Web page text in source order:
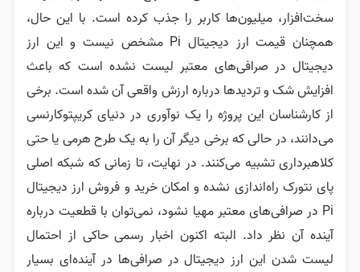
سخت‌افزار، میلیون‌ها کاربر را جذب کرده است. با این حال،
همچنان قیمت ارز دیجیتال Pi مشخص نیست و این ارز
دیجیتال در صرافی‌های معتبر لیست نشده است که باعث
افزایش شک و تردیدها درباره ارزش واقعی آن شده است. برخی
از کارشناسان این پروژه را یک نوآوری در دنیای کریپتوکارنسی
می‌دانند، در حالی که برخی دیگر آن را به یک طرح هرمی یا حتی
کلاهبرداری تشبیه می‌کنند. در نهایت، تا زمانی که شبکه اصلی
پای نتورک راه‌اندازی نشده و امکان خرید و فروش ارز دیجیتال
Pi در صرافی‌های معتبر مهیا نشود، نمی‌توان با قطعیت درباره
آینده آن نظر داد. البته اکنون اخبار رسمی حاکی از احتمال
لیست شدن این ارز دیجیتال در صرافی‌ها در آینده‌ای بسیار